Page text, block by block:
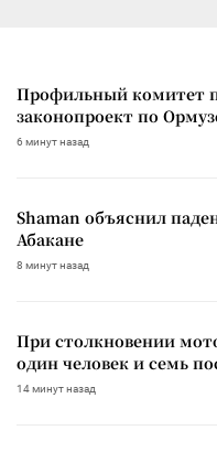
Профильный комитет
законопроект по
6 минут назад
Shaman объяснил
Абакане
8 минут назад
При столкновении
один человек и семь
14 минут назад